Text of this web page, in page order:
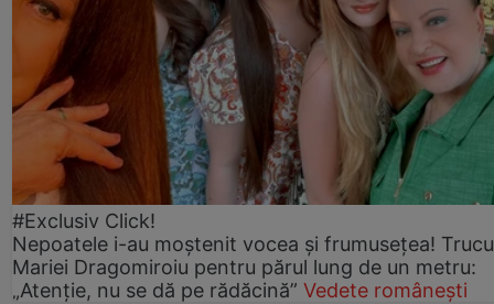
#Exclusiv Click!
Nepoatele i-au moștenit vocea și frumusețea!
Mariei Dragomiroiu pentru părul lung de un metru:
„Atenție, nu se dă pe rădăcină” Vedete românești